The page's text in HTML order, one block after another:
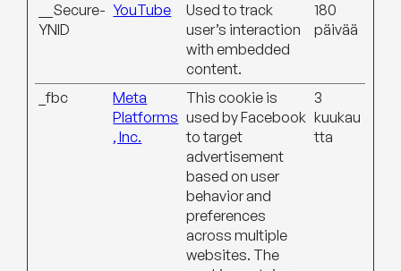
__Secure-
YNID
YouTube
Used to track
user’s interaction
with embedded
content.
180
päivää
_fbc
Meta
Platforms
, Inc.
This cookie is
used by Facebook
to target
advertisement
based on user
behavior and
preferences
across multiple
websites. The
3
kuukau
tta